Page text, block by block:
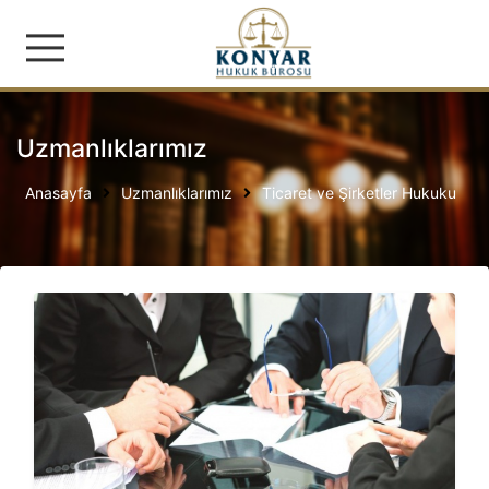
Konyar Hukuk Bürosu |
Uzmanlıklarımız
Anasayfa Uzmanlıklarımız Ticaret ve Şirketler Hukuku